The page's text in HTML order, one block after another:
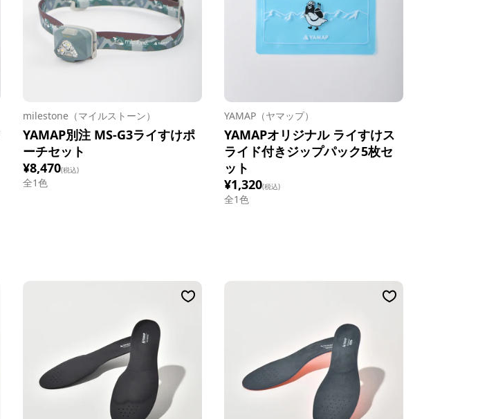
milestone（マイルストーン）
YAMAP別注 MS-G3ライすけポ
ーチセット
¥8,470(税込)
全1色
YAMAP（ヤマップ）
YAMAPオリジナル ライすけス
ライド付きジップパック5枚セ
ット
¥1,320(税込)
全1色